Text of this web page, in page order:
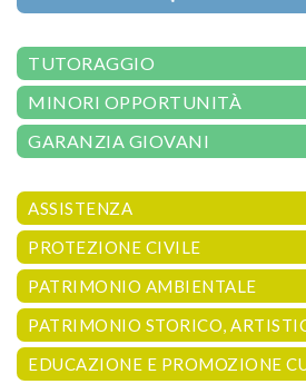
TUTORAGGIO
MINORI OPPORTUNITÀ
GARANZIA GIOVANI
ASSISTENZA
PROTEZIONE CIVILE
PATRIMONIO AMBIENTALE
PATRIMONIO STORICO,
EDUCAZIONE E PROMOZIONE